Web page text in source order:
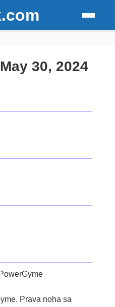
30, 2024
Prava noha sa